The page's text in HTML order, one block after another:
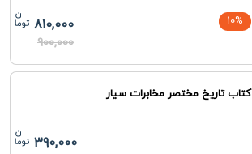
10%
810,000
900,000
کتاب تاریخ مختصر مخابرات سیار
390,000